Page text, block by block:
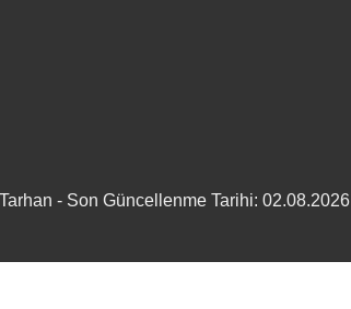
Tarhan - Son Güncellenme Tarihi: 02.08.2026